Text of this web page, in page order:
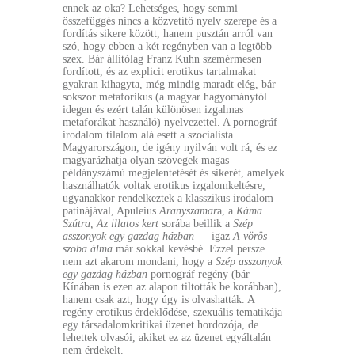
ennek az oka? Lehetséges, hogy semmi
összefüggés nincs a közvetítő nyelv szerepe és a
fordítás sikere között, hanem pusztán arról van
szó, hogy ebben a két regényben van a legtöbb
szex. Bár állítólag Franz Kuhn szemérmesen
fordított, és az explicit erotikus tartalmakat
gyakran kihagyta, még mindig maradt elég, bár
sokszor metaforikus (a magyar hagyománytól
idegen és ezért talán különösen izgalmas
metaforákat használó) nyelvezettel. A pornográf
irodalom tilalom alá esett a szocialista
Magyarországon, de igény nyilván volt rá, és ez
magyarázhatja olyan szövegek magas
példányszámú megjelentetését és sikerét, amelyek
használhatók voltak erotikus izgalomkeltésre,
ugyanakkor rendelkeztek a klasszikus irodalom
patinájával, ApuleiusAranyszamara, a Káma
Szútra, Az illatos kert sorába beillik a Szép
asszonyok egy gazdag házban — igazA vörös
szoba álma már sokkal kevésbé. Ezzel persze
nem azt akarom mondani, hogy a Szép asszonyok
egy gazdag házban pornográf regény (bár
Kínában is ezen az alapon tiltották be korábban),
hanem csak azt, hogy úgy is olvashatták. A
regény erotikus érdeklődése, szexuális tematikája
egy társadalomkritikai üzenet hordozója, de
lehettek olvasói, akiket ez az üzenet egyáltalán
nem érdekelt.